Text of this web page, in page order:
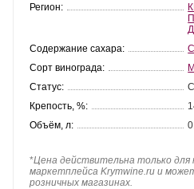
Регион:
Содержание сахара:
Сорт винограда:
Статус:
Крепость, %:
Объём, л:
*Цена действительна только для
маркетплейса Krymwine.ru и
розничных магазинах.